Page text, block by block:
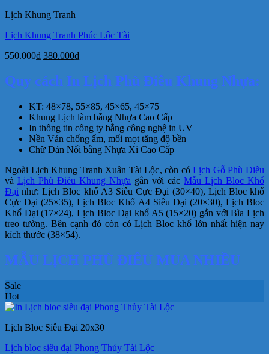
Lịch Khung Tranh
Lịch Khung Tranh Phúc Lộc Tài
550.000₫ Giá
là:
550.000₫.
380.000₫Giá
tại
là:
Quy cách In Lịch Phù Điêu Khung Nhựa:
KT: 48×78, 55×85, 45×65, 45×75
Khung Lịch làm bằng Nhựa Cao Cấp
In thông tin công ty bằng công nghệ in UV
Nền Ván chống ẩm, mối mọt tăng độ bền
Chữ Dán Nổi bằng Nhựa Xi Cao Cấp
Ngoài Lịch Khung Tranh Xuân Tài Lộc, còn cóLịch Gỗ Phù Điêu
và Lịch Phù Điêu Khung Nhựa gắn với các Mẫu Lịch Bloc Khổ
Đại như: Lịch Bloc khổ A3 Siêu Cực Đại (30×40), Lịch Bloc khổ
Cực Đại (25×35), Lịch Bloc Khổ A4 Siêu Đại (20×30), Lịch Bloc
Khổ Đại (17×24), Lịch Bloc Đại khổ A5 (15×20) gắn với Bìa Lịch
treo tường. Bên cạnh đó còn có Lịch Bloc khổ lớn nhất hiện nay
kích thước (38×54).
MẪU LỊCH PHÙ ĐIÊU MUA NHIỀU
Sale
Hot
Lịch Bloc Siêu Đại 20x30
Lịch bloc siêu đại Phong Thủy Tài Lộc